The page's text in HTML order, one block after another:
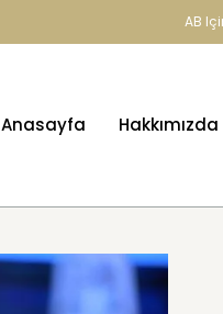
AB
Anasayfa Hakkımızda